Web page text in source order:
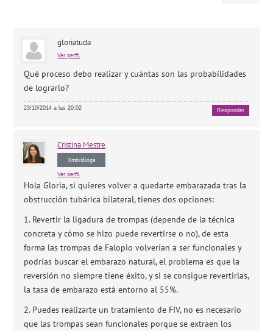
gloriatuda
Ver perfil
Qué proceso debo realizar y cuántas son las probabilidades
de lograrlo?
23/10/2014 a las 20:02 Responder
Cristina Mestre
Embrióloga
Ver perfil
Hola Gloria, si quieres volver a quedarte embarazada tras la
obstrucción tubárica bilateral, tienes dos opciones:
1. Revertir la ligadura de trompas (depende de la técnica
concreta y cómo se hizo puede revertirse o no), de esta
forma las trompas de Falopio volverían a ser funcionales y
podrías buscar el embarazo natural, el problema es que la
reversión no siempre tiene éxito, y si se consigue revertirlas,
la tasa de embarazo está entorno al 55%.
2. Puedes realizarte un tratamiento de FIV, no es necesario
que las trompas sean funcionales porque se extraen los